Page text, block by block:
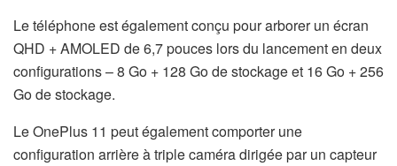
Le téléphone est également conçu pour arborer un écran
QHD + AMOLED de 6,7 pouces lors du lancement en deux
configurations – 8 Go + 128 Go de stockage et 16 Go + 256
Go de stockage.
Le OnePlus 11 peut également comporter une
configuration arrière à triple caméra dirigée par un capteur